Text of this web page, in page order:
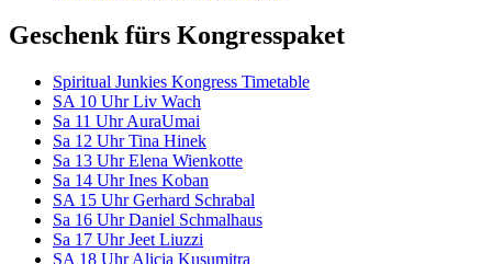
Geschenk fürs Kongresspaket
Spiritual Junkies Kongress Timetable
SA 10 Uhr Liv Wach
Sa 11 Uhr AuraUmai
Sa 12 Uhr Tina Hinek
Sa 13 Uhr Elena Wienkotte
Sa 14 Uhr Ines Koban
SA 15 Uhr Gerhard Schrabal
Sa 16 Uhr Daniel Schmalhaus
Sa 17 Uhr Jeet Liuzzi
SA 18 Uhr Alicia Kusumitra